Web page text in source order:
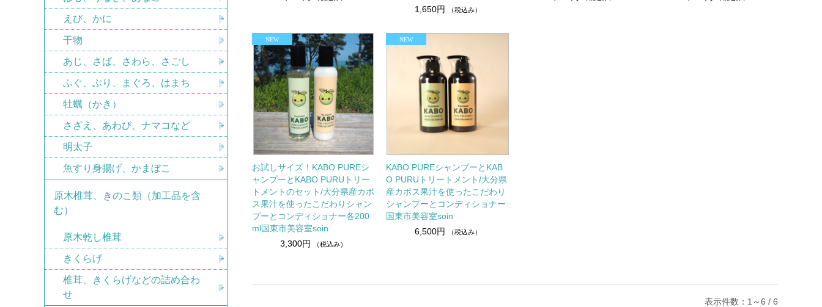
1,650円
（税込み）
お試しサイズ！KABO PUREシ
ャンプーとKABO PURUトリー
トメントのセット/大分県産カボ
ス果汁を使ったこだわりシャン
プーとコンディショナー各200
ml国東市美容室soin
3,300円
（税込み）
KABO PUREシャンプーとKAB
O PURUトリートメント/大分県
産カボス果汁を使ったこだわり
シャンプーとコンディショナー
国東市美容室soin
6,500円
（税込み）
表示件数：1～6 / 6
えび、かに
干物
あじ、さば、さわら、さごし
ふぐ、ぶり、まぐろ、はまち
牡蠣（かき）
さざえ、あわび、ナマコなど
明太子
魚すり身揚げ、かまぼこ
原木椎茸、きのこ類（加工品を含
む）
原木乾し椎茸
きくらげ
椎茸、きくらげなどの詰め合わ
せ